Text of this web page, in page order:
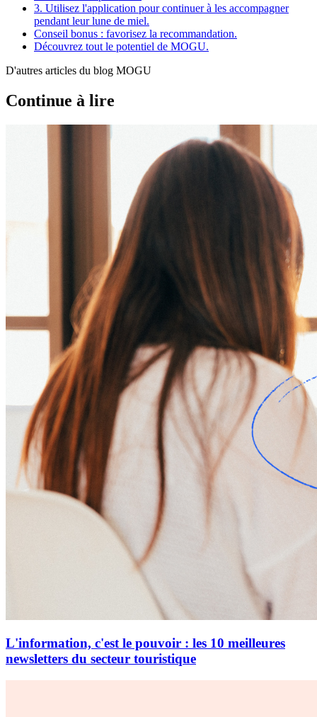
3. Utilisez l'application pour continuer à les accompagner
pendant leur lune de miel.
Conseil bonus : favorisez la recommandation.
Découvrez tout le potentiel de MOGU.
D'autres articles du blog MOGU
Continue à lire
L'information, c'est le pouvoir : les 10 meilleures
newsletters du secteur touristique